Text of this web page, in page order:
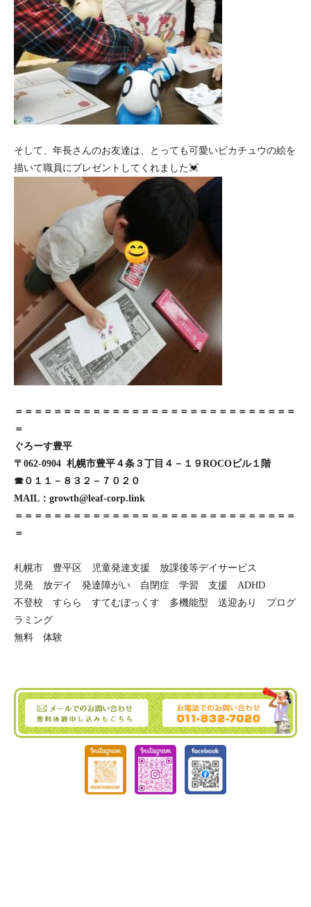
そして、年長さんのお友達は、とっても可愛いピカチュウの絵を
描いて職員にプレゼントしてくれました💓
＝＝＝＝＝＝＝＝＝＝＝＝＝＝＝＝＝＝＝＝＝＝＝＝＝＝＝＝＝
＝
ぐろーす豊平
〒062-0904 札幌市豊平４条３丁目４－１９ROCOビル１階
☎０１１－８３２－７０２０
MAIL：growth@leaf-corp.link
＝＝＝＝＝＝＝＝＝＝＝＝＝＝＝＝＝＝＝＝＝＝＝＝＝＝＝＝＝
＝
札幌市 豊平区 児童発達支援 放課後等デイサービス
児発 放デイ 発達障がい 自閉症 学習 支援 ADHD
不登校 すらら すてむぼっくす 多機能型 送迎あり プログ
ラミング
無料 体験